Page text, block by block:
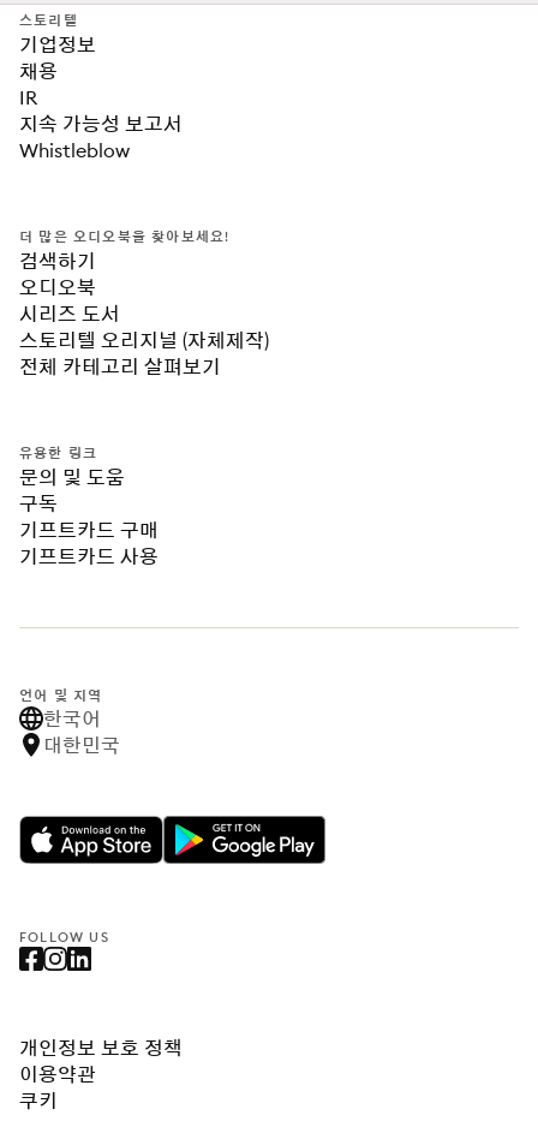
스토리텔
기업정보
채용
IR
지속 가능성 보고서
Whistleblow
더 많은 오디오북을 찾아보세요!
검색하기
오디오북
시리즈 도서
스토리텔 오리지널 (자체제작)
전체 카테고리 살펴보기
유용한 링크
문의 및 도움
구독
기프트카드 구매
기프트카드 사용
언어 및 지역
한국어
대한민국
FOLLOW US
개인정보 보호 정책
이용약관
쿠키